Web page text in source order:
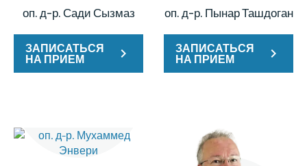
оп. д-р. Сади Сызмаз
ЗАПИСАТЬСЯ
НА ПРИЕМ
оп. д-р. Пынар Ташдоган
ЗАПИСАТЬСЯ
НА ПРИЕМ